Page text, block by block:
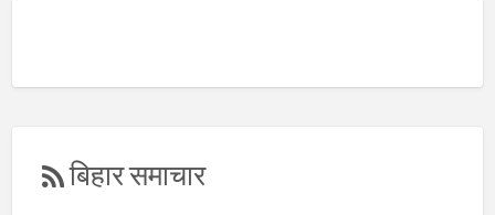
बिहार समाचार